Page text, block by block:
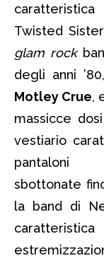
Twisted
glam rock
degli anni
Motley Crue,
massicce
vestiario
pantaloni
sbottonate
la band di